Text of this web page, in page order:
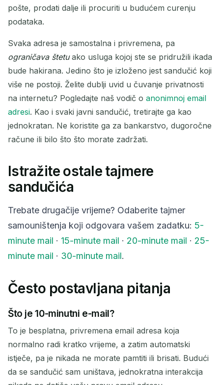
pošte, prodati dalje ili procuriti u budućem curenju
podataka.
Svaka adresa je samostalna i privremena, pa
ograničava štetuako usluga kojoj ste se pridružili ikada
bude hakirana. Jedino što je izloženo jest sandučić koji
više ne postoji. Želite dublji uvid u čuvanje privatnosti
na internetu? Pogledajte naš vodič o anonimnoj email
adresi. Kao i svaki javni sandučić, tretirajte ga kao
jednokratan. Ne koristite ga za bankarstvo, dugoročne
račune ili bilo što što morate zadržati.
Istražite ostale tajmere
sandučića
Trebate drugačije vrijeme? Odaberite tajmer
samouništenja koji odgovara vašem zadatku: 5-
minute mail · 15-minute mail · 20-minute mail · 25-
minute mail · 30-minute mail.
Često postavljana pitanja
Što je 10-minutni e-mail?
To je besplatna, privremena email adresa koja
normalno radi kratko vrijeme, a zatim automatski
istječe, pa je nikada ne morate pamtiti ili brisati. Budući
da se sandučić sam uništava, jednokratna interakcija